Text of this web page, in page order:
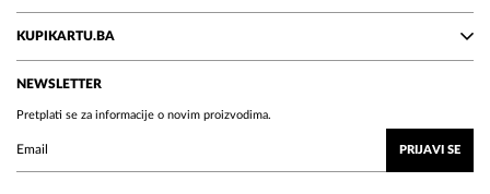
KUPIKARTU.BA
NEWSLETTER
Pretplati se za informacije o novim proizvodima.
PRIJAVI SE